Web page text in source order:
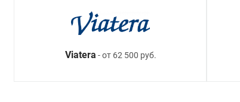
Viatera - от 62 500 руб.